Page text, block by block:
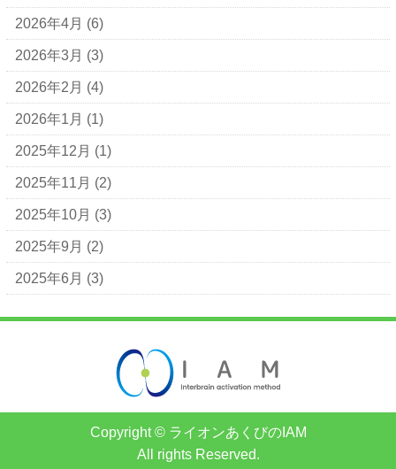
2026年4月 (6)
2026年3月 (3)
2026年2月 (4)
2026年1月 (1)
2025年12月 (1)
2025年11月 (2)
2025年10月 (3)
2025年9月 (2)
2025年6月 (3)
Copyright © ライオンあくびのIAM
All rights Reserved.